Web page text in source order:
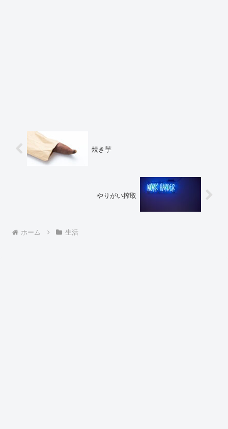
焼き芋
やりがい搾取
ホーム 生活